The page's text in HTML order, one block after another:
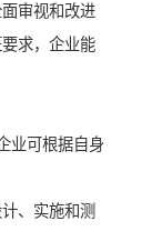
审视和改进
求，企业能
业可根据自身
、实施和测